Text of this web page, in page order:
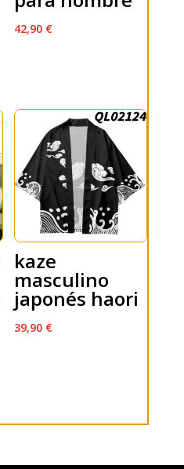
42,90 €
kaze
masculino
japonés haori
39,90 €